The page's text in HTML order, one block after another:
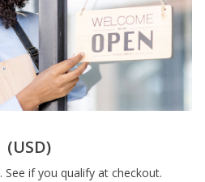
(USD)
. See if you qualify at checkout.